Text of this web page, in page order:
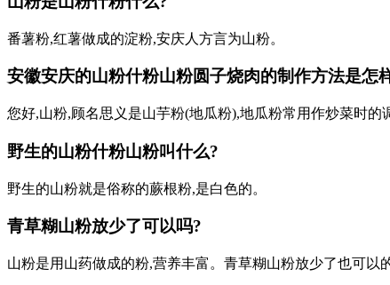
番薯粉,红薯做成的淀粉,安庆人方言为山粉。
安徽安庆的山粉什粉山粉圆子烧肉的制作方法是怎
您好,山粉,顾名思义是山芋粉(地瓜粉),地瓜粉常用作炒菜时
野生的山粉什粉山粉叫什么?
野生的山粉就是俗称的蕨根粉,是白色的。
青草糊山粉放少了可以吗?
山粉是用山药做成的粉,营养丰富。青草糊山粉放少了也可以